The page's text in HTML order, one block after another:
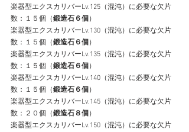
楽器型エクスカリバーLv.125（混沌）に必要な欠片
数：１５個（鍛造石６個 ）
楽器型エクスカリバーLv.130（混沌）に必要な欠片
数：１５個（鍛造石６個 ）
楽器型エクスカリバーLv.135（混沌）に必要な欠片
数：１５個（鍛造石６個 ）
楽器型エクスカリバーLv.140（混沌）に必要な欠片
数：１５個（鍛造石６個 ）
楽器型エクスカリバーLv.145（混沌）に必要な欠片
数：２０個（鍛造石８個 ）
楽器型エクスカリバーLv.150（混沌）に必要な欠片